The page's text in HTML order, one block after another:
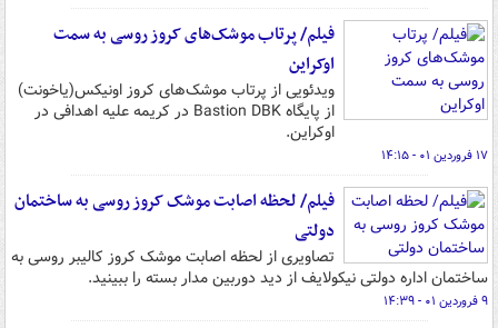
فیلم/ پرتاب موشک‌های کروز روسی به سمت
اوکراین
ویدئویی از پرتاب موشک‌های کروز اونیکس(یاخونت)
از پایگاه Bastion DBK در کریمه علیه اهدافی در
اوکراین.
۱۷ فروردین ۰۱ - ۱۴:۱۵
فیلم/ لحظه اصابت موشک کروز روسی به ساختمان
دولتی
تصاویری از لحظه اصابت موشک کروز کالیبر روسی به
ساختمان اداره دولتی نیکولایف از دید دوربین مدار بسته را ببینید.
۹ فروردین ۰۱ - ۱۴:۳۹